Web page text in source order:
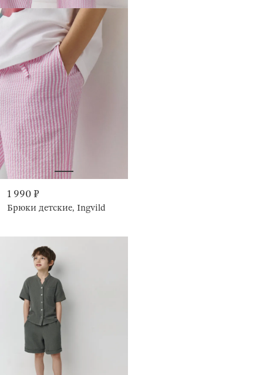
1 990 ₽
Брюки детские, Ingvild